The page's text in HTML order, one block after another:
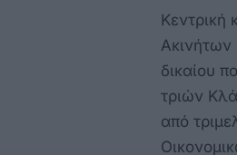
Κεντρική
δικαίου
τριών
από